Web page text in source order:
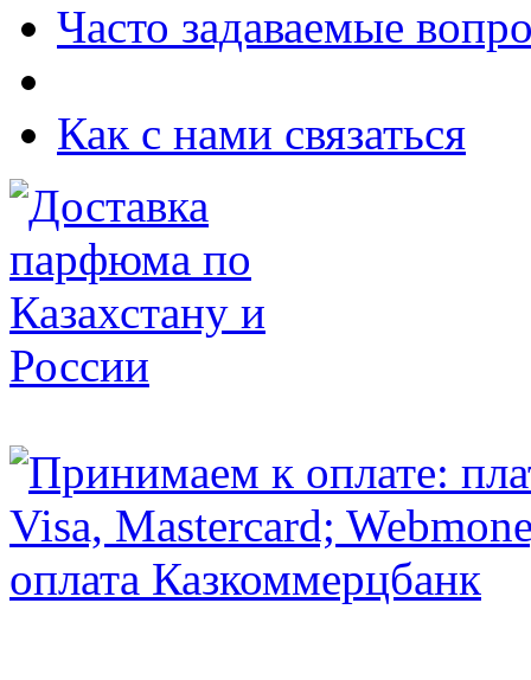
Часто задаваемые
Как с нами связаться